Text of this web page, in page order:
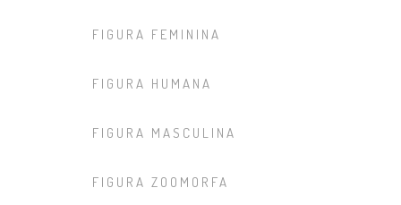
FIGURA FEMININA
FIGURA HUMANA
FIGURA MASCULINA
FIGURA ZOOMORFA